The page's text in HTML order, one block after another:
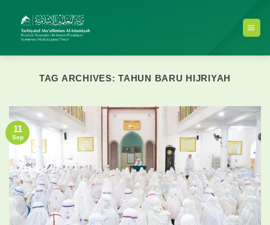
content
TAG ARCHIVES:TAHUN BARU HIJRIYAH
11
Sep